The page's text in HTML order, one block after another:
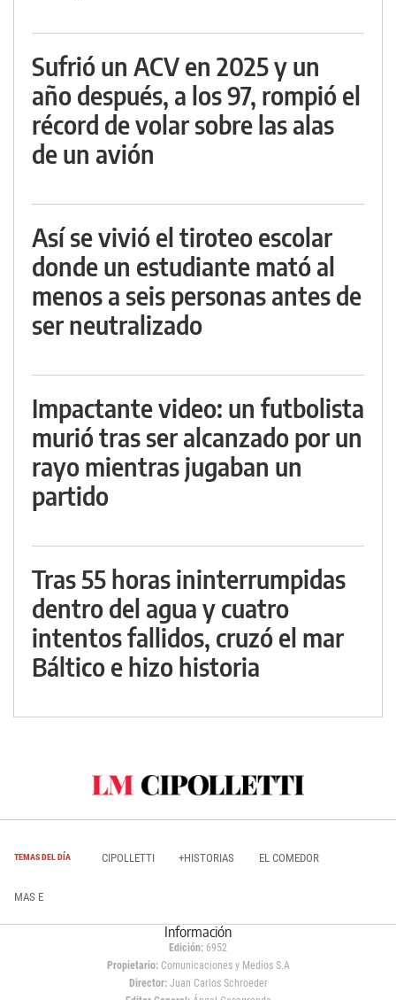
Sufrió un ACV en 2025 y un
año después, a los 97, rompió el
récord de volar sobre las alas
de un avión
Así se vivió el tiroteo escolar
donde un estudiante mató al
menos a seis personas antes de
ser neutralizado
Impactante video: un futbolista
murió tras ser alcanzado por un
rayo mientras jugaban un
partido
Tras 55 horas ininterrumpidas
dentro del agua y cuatro
intentos fallidos, cruzó el mar
Báltico e hizo historia
TEMAS DEL DÍA CIPOLLETTI +HISTORIAS EL COMEDOR
MAS E
Información
Edición: 6952
Propietario:Comunicaciones y Medios S.A
Director: Juan Carlos Schroeder